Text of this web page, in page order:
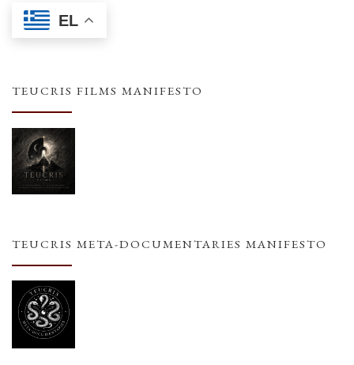
EL
TEUCRIS FILMS MANIFESTO
TEUCRIS META-DOCUMENTARIES MANIFESTO